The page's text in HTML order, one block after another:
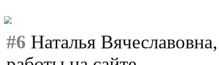
#6 Наталья